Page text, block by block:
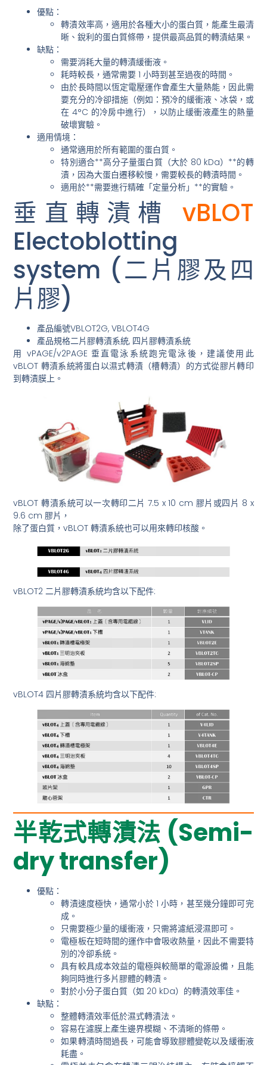
優點：
轉漬效率高，適用於各種大小的蛋白質，能產生最清
晰、銳利的蛋白質條帶 ，提供最高品質的轉漬結果。
缺點：
需要消耗大量的轉漬緩衝液 。
耗時較長 ，通常需要 1 小時到甚至過夜的時間。
由於長時間以恆定電壓運作會產生大量熱能，因此需
要充分的冷卻措施（例如：預冷的緩衝液、冰袋，或
在 4°C 的冷房中進行），以防止緩衝液產生的熱量
破壞實驗。
適用情境：
通常適用於所有範圍的蛋白質。
特別適合**高分子量蛋白質（大於 80 kDa）**的轉
漬，因為大蛋白遷移較慢，需要較長的轉漬時間。
適用於**需要進行精確「定量分析」**的實驗。
垂直轉漬槽 vBLOT
Electoblotting
system (二片膠及四
片膠)
產品編號VBLOT2G, VBLOT4G
產品規格二片膠轉漬系統, 四片膠轉漬系統
用 vPAGE/v2PAGE 垂直電泳系統跑完電泳後，建議使用此
vBLOT 轉漬系統將蛋白以濕式轉漬（槽轉漬）的方式從膠片轉印
到轉漬膜上。
vBLOT 轉漬系統可以一次轉印二片 7.5 x 10 cm 膠片或四片 8 x
9.6 cm 膠片，
除了蛋白質，vBLOT 轉漬系統也可以用來轉印核酸。
vBLOT2 二片膠轉漬系統均含以下配件:
vBLOT4 四片膠轉漬系統均含以下配件:
半乾式轉漬法 (Semi-
dry transfer)
優點：
轉漬速度極快 ，通常小於 1 小時，甚至幾分鐘即可完
成。
只需要極少量的緩衝液 ，只需將濾紙浸濕即可。
電極板在短時間的運作中會吸收熱量，因此不需要特
別的冷卻系統 。
具有較具成本效益的電極與較簡單的電源設備，且能
夠同時進行多片膠體的轉漬 。
對於小分子蛋白質（如 20 kDa）的轉漬效率佳。
缺點：
整體轉漬效率低於濕式轉漬法 。
容易在濾膜上產生邊界模糊、不清晰的條帶 。
如果轉漬時間過長，可能會導致膠體變乾以及緩衝液
耗盡 。